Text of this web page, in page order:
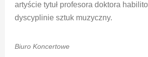
artyście tytuł profesora doktora
dyscyplinie sztuk muzyczny.
Biuro Koncertowe